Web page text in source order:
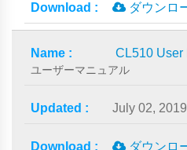
ダウンロ
CL510 User
ユーザーマニュアル
July 02, 2019
ダウンロ